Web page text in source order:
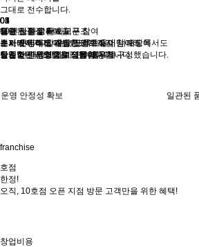
그대로 전수합니다.
05
일관된 품질 & 매출 구조
누가 운영해도 같은 맛과 효율이 나오도록
표준화된 시스템을 적용합니다.
01
10년 노하우 레시피
본사에서 직접 개발한 맛으로 어떤 매장에서도
동일한 완성도를 보장합니다.
02
점주 전수 교육
초보도 따라 할 수 있도록
단계별·반복형으로 쉽게 배우게 구성했습니다.
03
대표 직접 상담 & 오픈 참여
슈퍼바이저가 아닌 대표가 직접 참여해
창업 전 과정에 깊이 관여합니다.
04
운영 안정성 확보
초기 셋팅부터 매장 안정화까지
실질적인 운영 가이드를 제공합니다.
일관된 품질 & 매출 구조
franchise
호점
한정!
오직, 10호점 오픈 지점 방문 고객만을 위한 혜택!
창업비용